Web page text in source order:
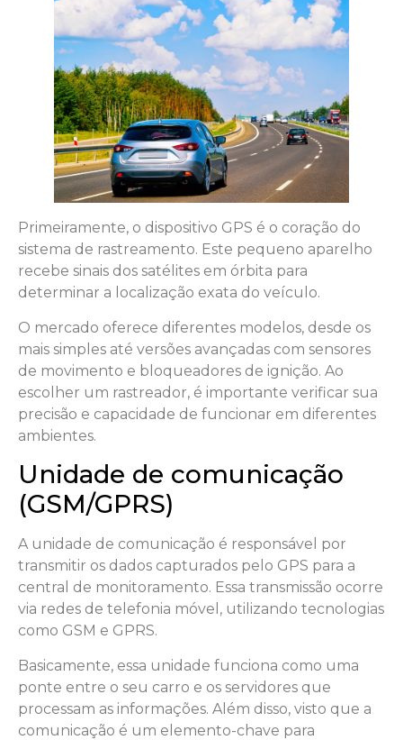
Primeiramente, o dispositivo GPS é o coração do
sistema de rastreamento. Este pequeno aparelho
recebe sinais dos satélites em órbita para
determinar a localização exata do veículo.
O mercado oferece diferentes modelos, desde os
mais simples até versões avançadas com sensores
de movimento e bloqueadores de ignição. Ao
escolher um rastreador, é importante verificar sua
precisão e capacidade de funcionar em diferentes
ambientes.
Unidade de comunicação
(GSM/GPRS)
A unidade de comunicação é responsável por
transmitir os dados capturados pelo GPS para a
central de monitoramento. Essa transmissão ocorre
via redes de telefonia móvel, utilizando tecnologias
como GSM e GPRS.
Basicamente, essa unidade funciona como uma
ponte entre o seu carro e os servidores que
processam as informações. Além disso, visto que a
comunicação é um elemento-chave para